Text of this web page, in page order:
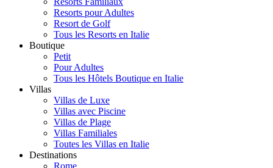
Resorts pour Adultes
Resort de Golf
Tous les Resorts en Italie
Boutique
Petit
Pour Adultes
Tous les Hôtels Boutique en Italie
Villas
Villas de Luxe
Villas avec Piscine
Villas de Plage
Villas Familiales
Toutes les Villas en Italie
Destinations
Rome